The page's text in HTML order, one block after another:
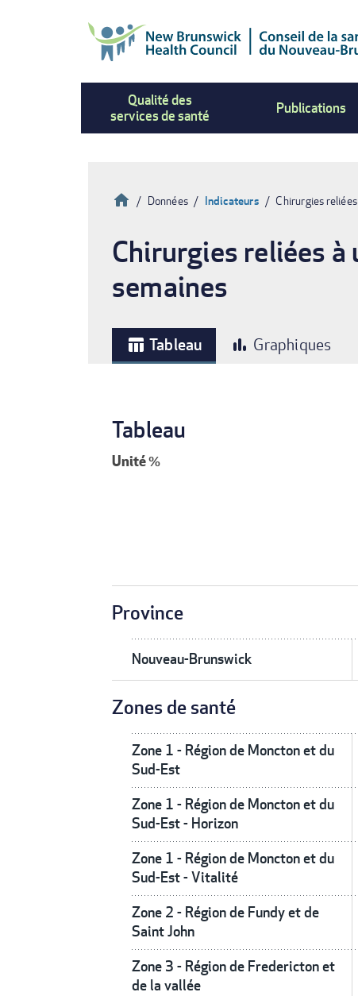
Qualité des
services de santé
Publications
Fil
d'Ariane
Accueil
Données Indicateurs Chirurgies
Chirurgies reliées à
semaines
table_chart Tableau bar_chart Graphiques
Tableau
Unité%
Province
Nouveau-Brunswick
Zones de santé
Zone 1 - Région de Moncton et du
Sud-Est
Zone 1 - Région de Moncton et du
Sud-Est - Horizon
Zone 1 - Région de Moncton et du
Sud-Est - Vitalité
Zone 2 - Région de Fundy et de
Saint John
Zone 3 - Région de Fredericton et
de la vallée